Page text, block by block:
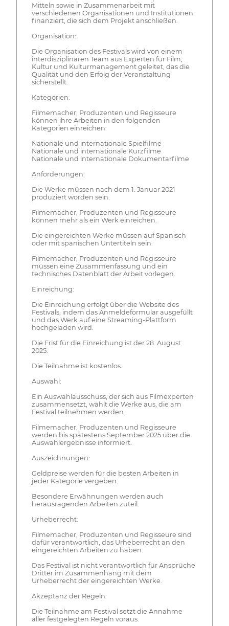
Mitteln sowie in Zusammenarbeit mit
verschiedenen Organisationen und Institutionen
finanziert, die sich dem Projekt anschließen.
Organisation:
Die Organisation des Festivals wird von einem
interdisziplinären Team aus Experten für Film,
Kultur und Kulturmanagement geleitet, das die
Qualität und den Erfolg der Veranstaltung
sicherstellt.
Kategorien:
Filmemacher, Produzenten und Regisseure
können ihre Arbeiten in den folgenden
Kategorien einreichen:
Nationale und internationale Spielfilme
Nationale und internationale Kurzfilme
Nationale und internationale Dokumentarfilme
Anforderungen:
Die Werke müssen nach dem 1. Januar 2021
produziert worden sein.
Filmemacher, Produzenten und Regisseure
können mehr als ein Werk einreichen.
Die eingereichten Werke müssen auf Spanisch
oder mit spanischen Untertiteln sein.
Filmemacher, Produzenten und Regisseure
müssen eine Zusammenfassung und ein
technisches Datenblatt der Arbeit vorlegen.
Einreichung:
Die Einreichung erfolgt über die Website des
Festivals, indem das Anmeldeformular ausgefüllt
und das Werk auf eine Streaming-Plattform
hochgeladen wird.
Die Frist für die Einreichung ist der 28. August
2025.
Die Teilnahme ist kostenlos.
Auswahl:
Ein Auswahlausschuss, der sich aus Filmexperten
zusammensetzt, wählt die Werke aus, die am
Festival teilnehmen werden.
Filmemacher, Produzenten und Regisseure
werden bis spätestens September 2025 über die
Auswahlergebnisse informiert.
Auszeichnungen:
Geldpreise werden für die besten Arbeiten in
jeder Kategorie vergeben.
Besondere Erwähnungen werden auch
herausragenden Arbeiten zuteil.
Urheberrecht:
Filmemacher, Produzenten und Regisseure sind
dafür verantwortlich, das Urheberrecht an den
eingereichten Arbeiten zu haben.
Das Festival ist nicht verantwortlich für Ansprüche
Dritter im Zusammenhang mit dem
Urheberrecht der eingereichten Werke.
Akzeptanz der Regeln:
Die Teilnahme am Festival setzt die Annahme
aller festgelegten Regeln voraus.